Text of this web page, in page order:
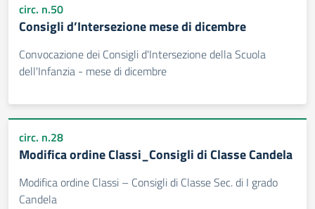
circ. n.50
Consigli d’Intersezione mese di dicembre
Convocazione dei Consigli d'Intersezione della Scuola
dell'Infanzia - mese di dicembre
circ. n.28
Modifica ordine Classi_Consigli di Classe Candela
Modifica ordine Classi – Consigli di Classe Sec. di I grado
Candela